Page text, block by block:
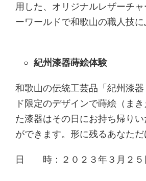
用した、オリジナルレザーチ
ーワールドで和歌山の職人技
紀州漆器蒔絵体験
和歌山の伝統工芸品「紀州漆
ド限定のデザインで蒔絵（ま
た漆器はその日にお持ち帰り
ができます。形に残るあなた
日 時：２０２３年３月２５